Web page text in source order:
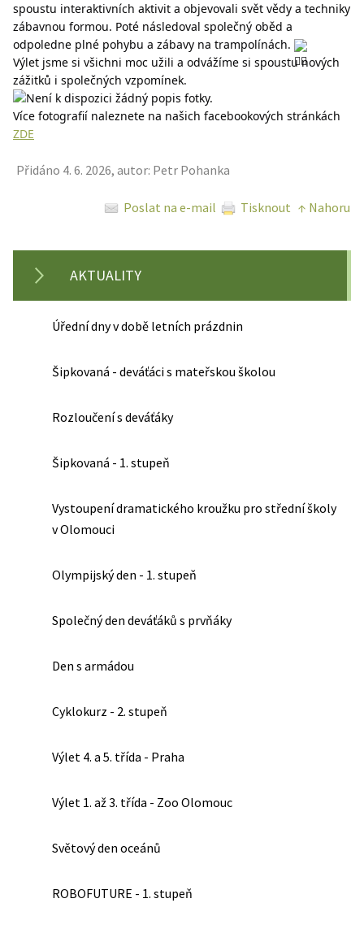
spoustu interaktivních aktivit a objevovali svět vědy a techniky
zábavnou formou. Poté následoval společný oběd a
odpoledne plné pohybu a zábavy na trampolínách.
Výlet jsme si všichni moc užili a odvážíme si spoustu nových
zážitků i společných vzpomínek.
ZDE
Přidáno 4. 6. 2026, autor: Petr Pohanka
Poslat na e-mail Tisknout ↑ Nahoru
AKTUALITY
Úřední dny v době letních prázdnin
Šipkovaná - deváťáci s mateřskou školou
Rozloučení s deváťáky
Šipkovaná - 1. stupeň
Vystoupení dramatického kroužku pro střední školy
v Olomouci
Olympijský den - 1. stupeň
Společný den deváťáků s prvňáky
Den s armádou
Cyklokurz - 2. stupeň
Výlet 4. a 5. třída - Praha
Výlet 1. až 3. třída - Zoo Olomouc
Světový den oceánů
ROBOFUTURE - 1. stupeň